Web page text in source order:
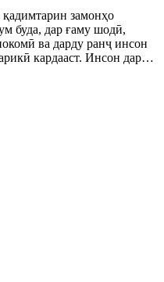
замонҳо
буда, дар ғаму шодӣ,
ва дарду ранҷ инсон
кардааст. Инсон дар…